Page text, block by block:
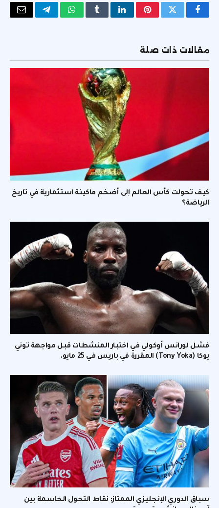
فيسبوكتويتر بينتيريستلينكدإنTumblrواتسابتيلقرامالبريد
مقالات ذات صلة
كيف تحولت كأس العالم إلى أضخم ماكينة استثمارية في تاريخ
الرياضة؟
فشل لورانس أوكولي في اختبار المنشطات قبل مواجهة توني
يوكا (Tony Yoka) المقررة في باريس في 25 مايو.
سباق الدوري الإنجليزي الممتاز: نقاط التحول الحاسمة بين